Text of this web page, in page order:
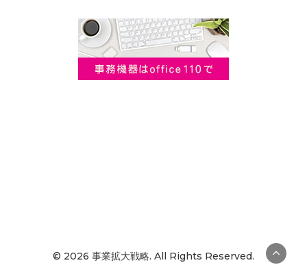
© 2026 事業拡大戦略. All Rights Reserved.